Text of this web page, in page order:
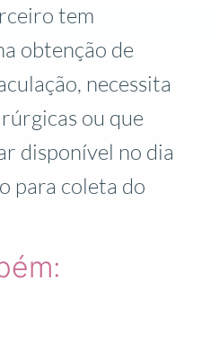
tem
obtenção de
necessita
ou que
disponível no dia
para coleta do